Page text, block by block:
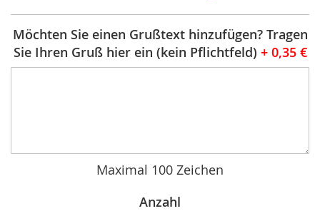
Möchten Sie einen Grußtext hinzufügen? Tragen
Sie Ihren Gruß hier ein (kein Pflichtfeld) + 0,35 €
Maximal 100 Zeichen
Anzahl